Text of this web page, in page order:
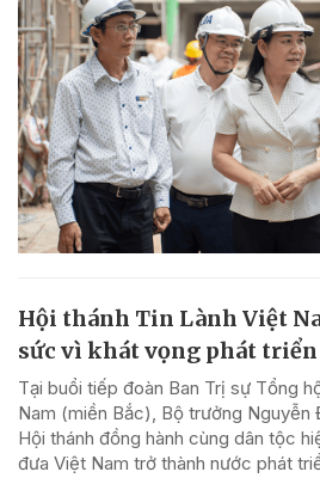
Hội thánh Tin Lành Việt
sức vì khát vọng phát triển
Tại buổi tiếp đoàn Ban Trị sự Tổng
Nam (miền Bắc), Bộ trưởng Nguyễn
Hội thánh đồng hành cùng dân tộc
đưa Việt Nam trở thành nước phát